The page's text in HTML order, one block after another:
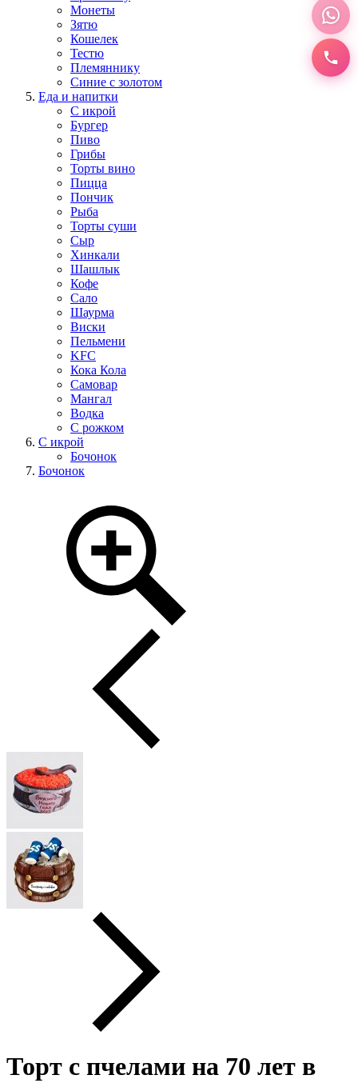
Монеты
Зятю
Кошелек
Тестю
Племяннику
Синие с золотом
Еда и напитки
С икрой
Бургер
Пиво
Грибы
Торты вино
Пицца
Пончик
Рыба
Торты суши
Сыр
Хинкали
Шашлык
Кофе
Сало
Шаурма
Виски
Пельмени
KFC
Кока Кола
Самовар
Мангал
Водка
С рожком
С икрой
Бочонок
Бочонок
Торт с пчелами на 70 лет в